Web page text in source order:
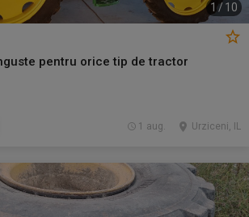
1 / 10
pentru orice tip de tractor
Urziceni, IL
1 aug.